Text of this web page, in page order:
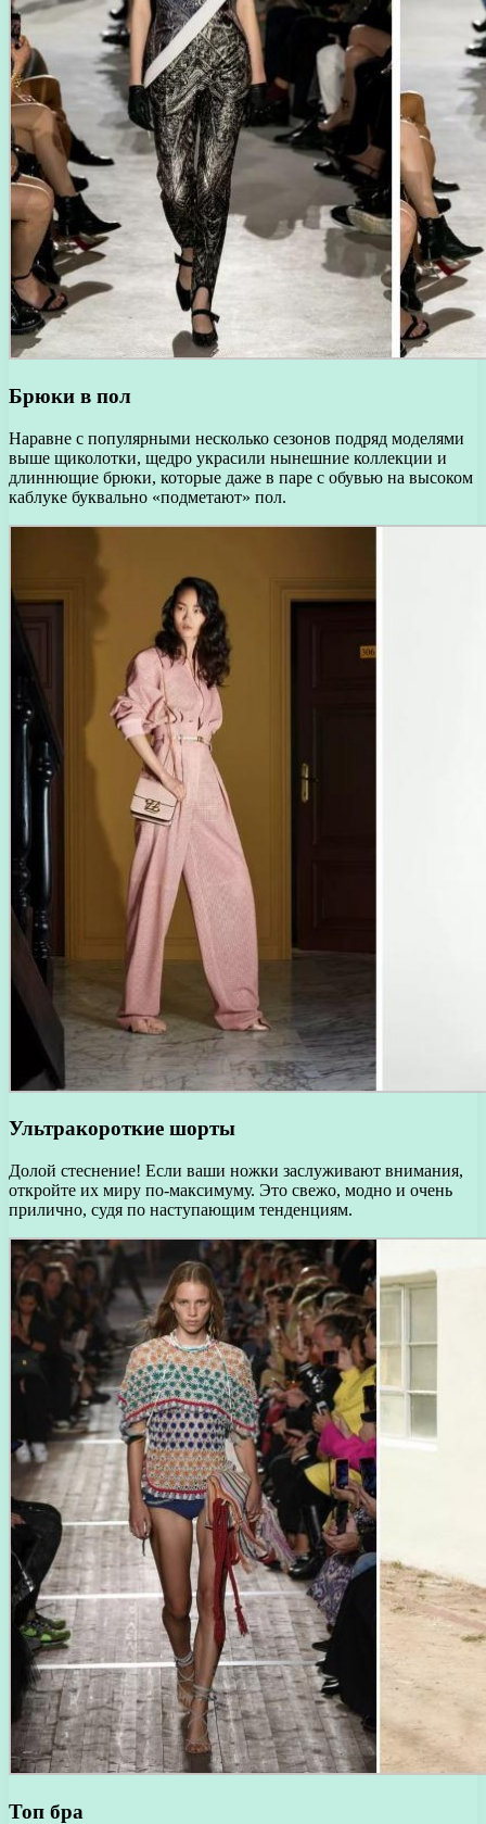
Брюки в пол
Наравне с популярными несколько сезонов подряд моделями
выше щиколотки, щедро украсили нынешние коллекции и
длиннющие брюки, которые даже в паре с обувью на высоком
каблуке буквально «подметают» пол.
Ультракороткие шорты
Долой стеснение! Если ваши ножки заслуживают внимания,
откройте их миру по-максимуму. Это свежо, модно и очень
прилично, судя по наступающим тенденциям.
Топ бра